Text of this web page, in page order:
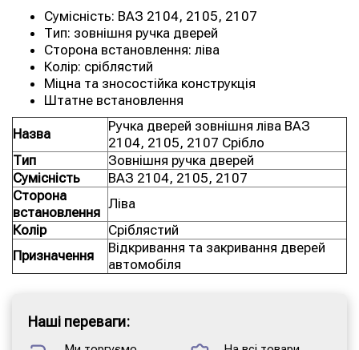
Сумісність: ВАЗ 2104, 2105, 2107
Тип: зовнішня ручка дверей
Сторона встановлення: ліва
Колір: сріблястий
Міцна та зносостійка конструкція
Штатне встановлення
Назва
Ручка дверей зовнішня ліва ВАЗ
2104, 2105, 2107 Срібло
Тип
Зовнішня ручка дверей
Сумісність
ВАЗ 2104, 2105, 2107
Сторона
встановлення
Ліва
Колір
Сріблястий
Призначення
Відкривання та закривання дверей
автомобіля
Наші переваги: